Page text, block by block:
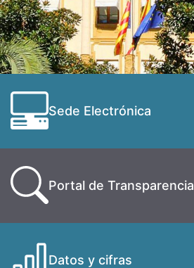
Sede Electrónica
Portal de Transparencia
Datos y cifras